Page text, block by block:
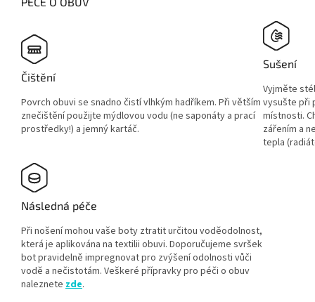
Čištění
Povrch obuvi se snadno čistí vlhkým hadříkem. Při větším
znečištění použijte mýdlovou vodu (ne saponáty a prací
prostředky!) a jemný kartáč.
Sušení
Vyjměte
vysušte při
místnosti.
zářením a
tepla
Následná péče
Při nošení mohou vaše boty ztratit určitou voděodolnost,
která je aplikována na textilii obuvi. Doporučujeme svršek
bot pravidelně impregnovat pro zvýšení odolnosti vůči
vodě a nečistotám. Veškeré přípravky pro péči o obuv
naleznete zde.